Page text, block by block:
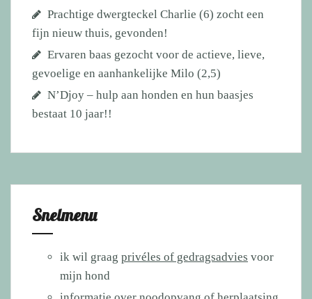
Prachtige dwergteckel Charlie (6) zocht een
fijn nieuw thuis, gevonden!
Ervaren baas gezocht voor de actieve, lieve,
gevoelige en aanhankelijke Milo (2,5)
N’Djoy – hulp aan honden en hun baasjes
bestaat 10 jaar!!
Snelmenu
ik wil graag privéles of gedragsadvies voor
mijn hond